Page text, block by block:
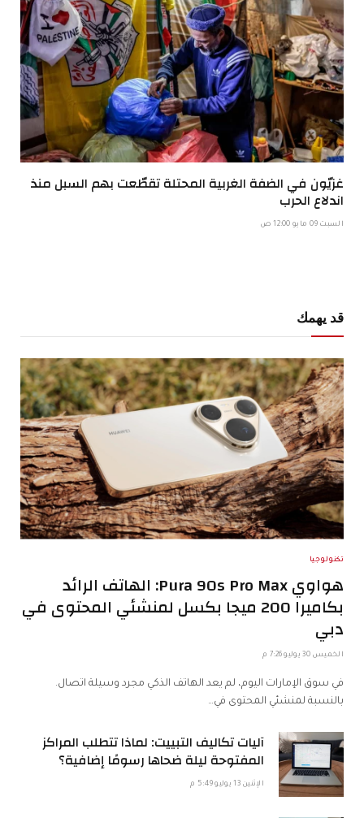
غزيّون في الضفة الغربية المحتلة تقطّعت بهم السبل منذ
اندلاع الحرب
السبت 09 مايو 12:00 ص
قد يهمك
تكنولوجيا
هواوي Pura 90s Pro Max: الهاتف الرائد
بكاميرا 200 ميجا بكسل لمنشئي المحتوى في
دبي
الخميس 30 يوليو 7:26 م
في سوق الإمارات اليوم، لم يعد الهاتف الذكي مجرد وسيلة اتصال.
بالنسبة لمنشئي المحتوى في…
آليات تكاليف التبييت: لماذا تتطلب المراكز
المفتوحة ليلة ضحاها رسومًا إضافية؟
الإثنين 13 يوليو 5:49 م